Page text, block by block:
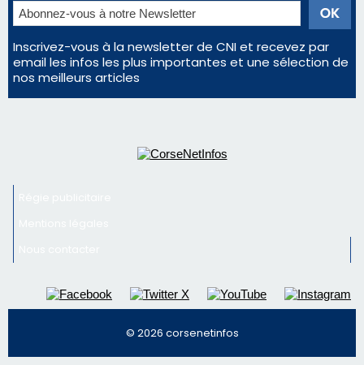
Inscrivez-vous à la newsletter de CNI et recevez par
email les infos les plus importantes et une sélection de
nos meilleurs articles
© 2026 corsenetinfos